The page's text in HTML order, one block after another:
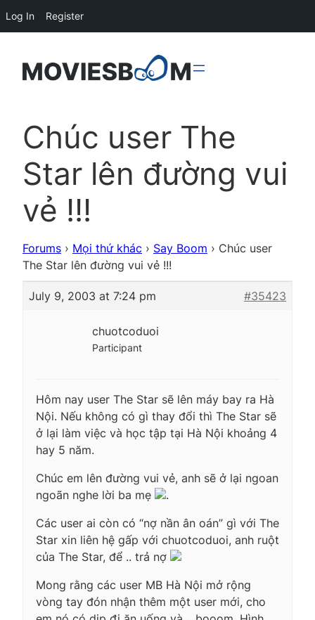
Chúc user The
Star lên đường vui
vẻ !!!
Forums › Mọi thứ khác › Say Boom › Chúc user
The Star lên đường vui vẻ !!!
July 9, 2003 at 7:24 pm #35423
chuotcoduoi
Participant
Hôm nay user The Star sẽ lên máy bay ra Hà
Nội. Nếu không có gì thay đổi thì The Star sẽ
ở lại làm việc và học tập tại Hà Nội khoảng 4
hay 5 năm.
Chúc em lên đường vui vẻ, anh sẽ ở lại ngoan
ngoãn nghe lời ba mẹ
.
Các user ai còn có “nợ nần ân oán” gì với The
Star xin liên hệ gấp với chuotcoduoi, anh ruột
của The Star, để .. trả nợ
Mong rằng các user MB Hà Nội mở rộng
vòng tay đón nhận thêm một user mới, cho
Log In Register